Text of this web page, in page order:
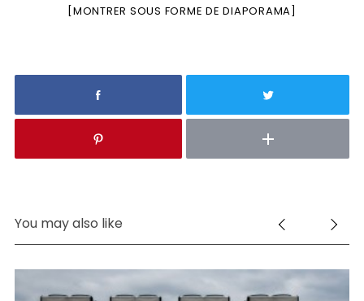
[MONTRER SOUS FORME DE DIAPORAMA]
You may also like